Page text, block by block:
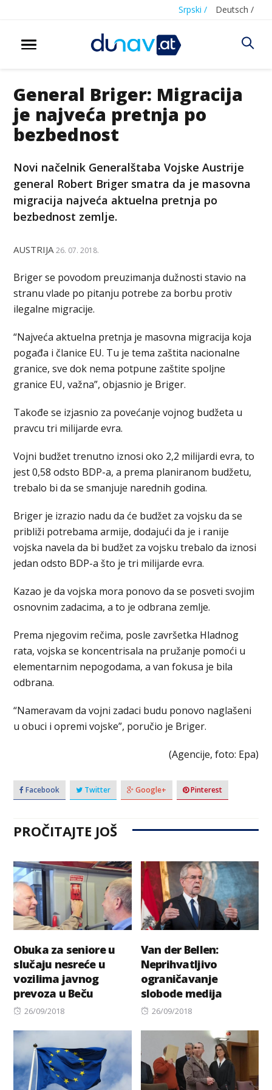
Srpski / Deutsch /
General Briger: Migracija
je najveća pretnja po
bezbednost
Novi načelnik Generalštaba Vojske Austrije
general Robert Briger smatra da je masovna
migracija najveća aktuelna pretnja po
bezbednost zemlje.
AUSTRIJA 26. 07. 2018.
Briger se povodom preuzimanja dužnosti stavio na
stranu vlade po pitanju potrebe za borbu protiv
ilegalne migracije.
“Najveća aktuelna pretnja je masovna migracija koja
pogađa i članice EU. Tu je tema zaštita nacionalne
granice, sve dok nema potpune zaštite spoljne
granice EU, važna”, objasnio je Briger.
Takođe se izjasnio za povećanje vojnog budžeta u
pravcu tri milijarde evra.
Vojni budžet trenutno iznosi oko 2,2 milijardi evra, to
jest 0,58 odsto BDP-a, a prema planiranom budžetu,
trebalo bi da se smanjuje narednih godina.
Briger je izrazio nadu da će budžet za vojsku da se
približi potrebama armije, dodajući da je i ranije
vojska navela da bi budžet za vojsku trebalo da iznosi
jedan odsto BDP-a što je tri milijarde evra.
Kazao je da vojska mora ponovo da se posveti svojim
osnovnim zadacima, a to je odbrana zemlje.
Prema njegovim rečima, posle završetka Hladnog
rata, vojska se koncentrisala na pružanje pomoći u
elementarnim nepogodama, a van fokusa je bila
odbrana.
“Nameravam da vojni zadaci budu ponovo naglašeni
u obuci i opremi vojske”, poručio je Briger.
(Agencije, foto: Epa)
Facebook Twitter Google+ Pinterest
PROČITAJTE JOŠ
Obuka za seniore u
slučaju nesreće u
vozilima javnog
prevoza u Beču
Posted
26/09/2018
Van der Bellen:
Neprihvatljivo
ograničavanje
slobode medija
Posted
26/09/2018